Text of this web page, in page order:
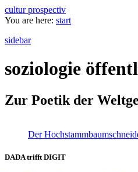
cultur prospectiv
You are here: start
sidebar
soziologie
Zur Poetik der
Der
DADA trifft DIGIT